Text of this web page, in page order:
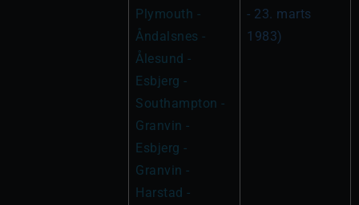
Plymouth -
Åndalsnes -
Ålesund -
Esbjerg -
Southampton -
Granvin -
Esbjerg -
Granvin -
Harstad -
- 23. marts
1983)